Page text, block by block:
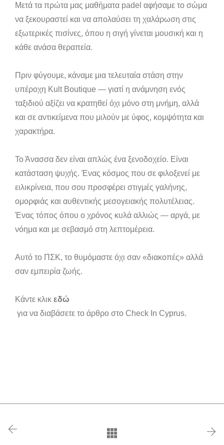
Μετά τα πρώτα μας μαθήματα padel αφήσαμε το σώμα
να ξεκουραστεί και να απολαύσει τη χαλάρωση στις
εξωτερικές πισίνες, όπου η σιγή γίνεται μουσική και η
κάθε ανάσα θεραπεία.
Πριν φύγουμε, κάναμε μια τελευταία στάση στην
υπέροχη Kult Boutique — γιατί η ανάμνηση ενός
ταξιδιού αξίζει να κρατηθεί όχι μόνο στη μνήμη, αλλά
και σε αντικείμενα που μιλούν με ύφος, κομψότητα και
χαρακτήρα.
Το Άνασσα δεν είναι απλώς ένα ξενοδοχείο. Είναι
κατάσταση ψυχής. Ένας κόσμος που σε φιλοξενεί με
ειλικρίνεια, που σου προσφέρει στιγμές γαλήνης,
ομορφιάς και αυθεντικής μεσογειακής πολυτέλειας.
Ένας τόπος όπου ο χρόνος κυλά αλλιώς — αργά, με
νόημα και με σεβασμό στη λεπτομέρεια.
Αυτό το ΠΣΚ, το θυμόμαστε όχι σαν «διακοπές» αλλά
σαν εμπειρία ζωής.
Κάντε κλικ εδώ
για να διαβάσετε το άρθρο στο Check In Cyprus.